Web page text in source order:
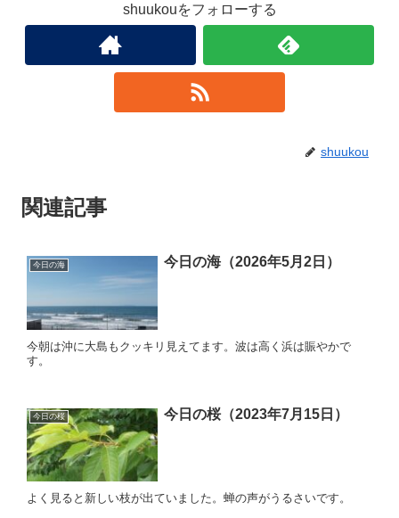
shuukouをフォローする
shuukou
関連記事
今日の海 今日の海（2026年5月2日）
今朝は沖に大島もクッキリ見えてます。波は高く浜は賑やかで
す。
今日の桜 今日の桜（2023年7月15日）
よく見ると新しい枝が出ていました。蝉の声がうるさいです。